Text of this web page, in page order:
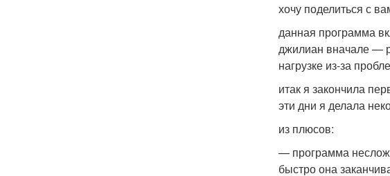
хочу поделиться с
данная программа
джилиан вначале —
нагрузке из-за
итак я закончила
эти дни я делала
из плюсов:
— программа
быстро она